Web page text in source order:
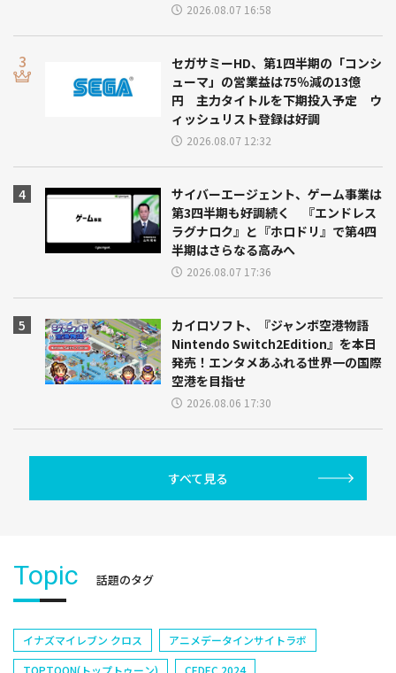
2026.08.07 16:58
セガサミーHD、第1四半期の「コンシ
ューマ」の営業益は75％減の13億
円 主力タイトルを下期投入予定 ウ
ィッシュリスト登録は好調
2026.08.07 12:32
サイバーエージェント、ゲーム事業は
第3四半期も好調続く 『エンドレス
ラグナロク』と『ホロドリ』で第4四
半期はさらなる高みへ
2026.08.07 17:36
カイロソフト、『ジャンボ空港物語
Nintendo Switch2Edition』を本日
発売！エンタメあふれる世界一の国際
空港を目指せ
2026.08.06 17:30
すべて見る
Topic 話題のタグ
イナズマイレブン クロス
アニメデータインサイトラボ
TOPTOON(トップトゥーン)
CEDEC 2024